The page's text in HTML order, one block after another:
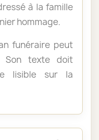
à la famille
hommage.
funéraire peut
Son texte doit
lisible sur la